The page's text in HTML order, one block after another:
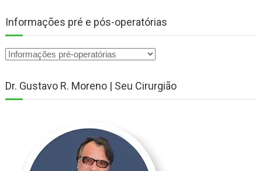
Informações pré e pós-operatórias
Dr. Gustavo R. Moreno | Seu Cirurgião